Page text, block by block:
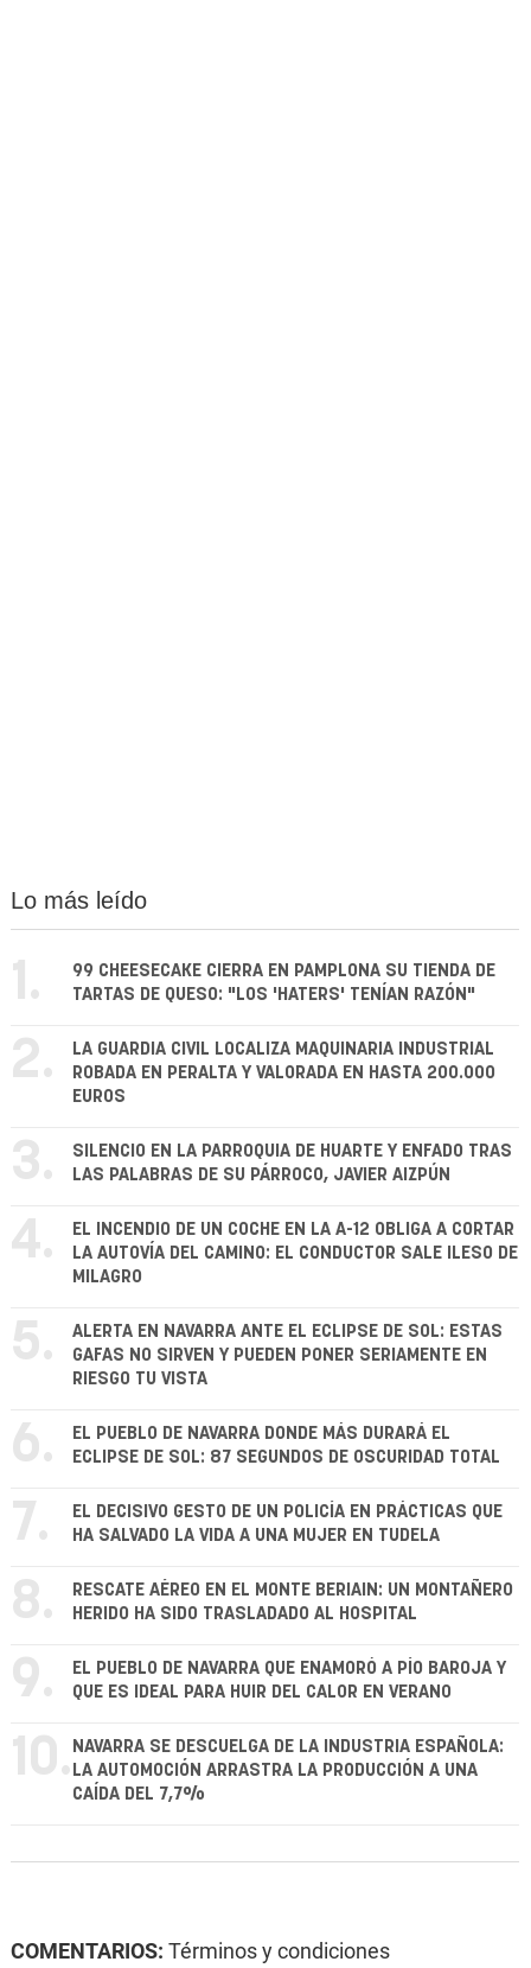
Lo más leído
1.
99 CHEESECAKE CIERRA EN PAMPLONA SU TIENDA DE
TARTAS DE QUESO: "LOS 'HATERS' TENÍAN RAZÓN"
2.
LA GUARDIA CIVIL LOCALIZA MAQUINARIA INDUSTRIAL
ROBADA EN PERALTA Y VALORADA EN HASTA 200.000
EUROS
3.
SILENCIO EN LA PARROQUIA DE HUARTE Y ENFADO TRAS
LAS PALABRAS DE SU PÁRROCO, JAVIER AIZPÚN
4.
EL INCENDIO DE UN COCHE EN LA A-12 OBLIGA A CORTAR
LA AUTOVÍA DEL CAMINO: EL CONDUCTOR SALE ILESO DE
MILAGRO
5.
ALERTA EN NAVARRA ANTE EL ECLIPSE DE SOL: ESTAS
GAFAS NO SIRVEN Y PUEDEN PONER SERIAMENTE EN
RIESGO TU VISTA
6.
EL PUEBLO DE NAVARRA DONDE MÁS DURARÁ EL
ECLIPSE DE SOL: 87 SEGUNDOS DE OSCURIDAD TOTAL
7.
EL DECISIVO GESTO DE UN POLICÍA EN PRÁCTICAS QUE
HA SALVADO LA VIDA A UNA MUJER EN TUDELA
8.
RESCATE AÉREO EN EL MONTE BERIAIN: UN MONTAÑERO
HERIDO HA SIDO TRASLADADO AL HOSPITAL
9.
EL PUEBLO DE NAVARRA QUE ENAMORÓ A PÍO BAROJA Y
QUE ES IDEAL PARA HUIR DEL CALOR EN VERANO
10. NAVARRA SE DESCUELGA DE LA INDUSTRIA ESPAÑOLA:
LA AUTOMOCIÓN ARRASTRA LA PRODUCCIÓN A UNA
CAÍDA DEL 7,7%
COMENTARIOS: Términos y condiciones